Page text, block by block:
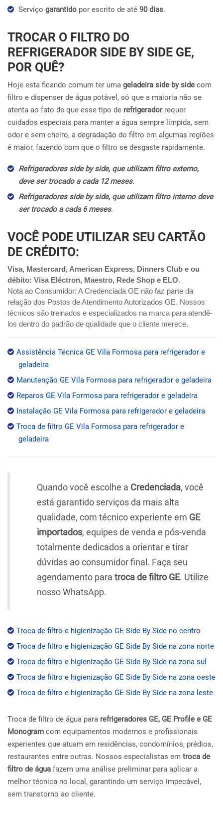
Serviço garantido por escrito de até 90 dias.
TROCAR O FILTRO DO
REFRIGERADOR SIDE BY SIDE GE,
POR QUÊ?
Hoje esta ficando comum ter uma geladeira side by side com
filtro e dispenser de água potável, só que a maioria não se
atenta ao fato de que esse tipo de refrigeradorrequer
cuidados especiais para manter a água sempre límpida, sem
odor e sem cheiro, a degradação do filtro em algumas regiões
é maior, fazendo com que o filtro se desgaste rapidamente.
Refrigeradores side by side, que utilizam filtro externo,
deve ser trocado a cada 12 meses.
Refrigeradores side by side, que utilizam filtro interno deve
ser trocado a cada 6 meses.
VOCÊ PODE UTILIZAR SEU CARTÃO
DE CRÉDITO:
Visa, Mastercard, American Express, Dinners Club e ou
débito: Visa Eléctron, Maestro, Rede Shop e ELO.
Nota ao Consumidor: A Credenciada GE não faz parte da
relação dos Postos de Atendimento Autorizados GE. Nossos
técnicos são treinados e especializados na marca para atendê-
los dentro do padrão de qualidade que o cliente merece.
Assistência Técnica GE Vila Formosa para refrigerador e
geladeira
Manutenção GE Vila Formosa para refrigerador e geladeira
Reparos GE Vila Formosa para refrigerador e geladeira
Instalação GE Vila Formosa para refrigerador e geladeira
Troca de filtro GE Vila Formosa para refrigerador e
geladeira
Quando você escolhe a Credenciada, você
está garantido serviços da mais alta
qualidade, com técnico experiente em GE
importados, equipes de venda e pós-venda
totalmente dedicados a orientar e tirar
dúvidas ao consumidor final. Faça seu
agendamento para troca de filtro GE. Utilize
nosso WhatsApp.
Troca de filtro e higienização GE Side By Side no centro
Troca de filtro e higienização GE Side By Side na zona norte
Troca de filtro e higienização GE Side By Side na zona sul
Troca de filtro e higienização GE Side By Side na zona oeste
Troca de filtro e higienização GE Side By Side na zona leste
Troca de filtro de água para refrigeradores GE, GE Profile e GE
Monogram com equipamentos modernos e profissionais
experientes que atuam em residências, condomínios, prédios,
restaurantes entre outras. Nossos especialistas em troca de
filtro de água fazem uma análise preliminar para aplicar a
melhor técnica no local, garantindo um serviço impecável,
sem transtorno ao cliente.